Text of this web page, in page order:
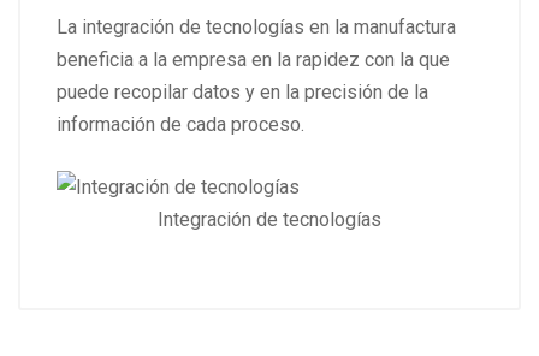
La integración de tecnologías en la manufactura
beneficia a la empresa en la rapidez con la que
puede recopilar datos y en la precisión de la
información de cada proceso.
Integración de tecnologías